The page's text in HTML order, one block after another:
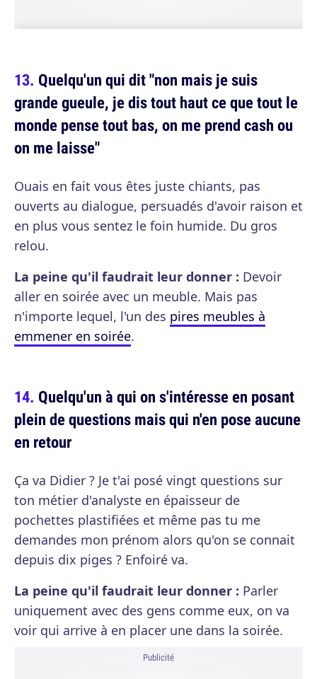
Quelqu'un qui dit "non mais je suis
grande gueule, je dis tout haut ce que tout le
monde pense tout bas, on me prend cash ou
on me laisse"
Ouais en fait vous êtes juste chiants, pas
ouverts au dialogue, persuadés d'avoir raison et
en plus vous sentez le foin humide. Du gros
relou.
La peine qu'il faudrait leur donner : Devoir
aller en soirée avec un meuble. Mais pas
n'importe lequel, l'un des pires meubles à
emmener en soirée.
Quelqu'un à qui on s'intéresse en posant
plein de questions mais qui n'en pose aucune
en retour
Ça va Didier ? Je t'ai posé vingt questions sur
ton métier d'analyste en épaisseur de
pochettes plastifiées et même pas tu me
demandes mon prénom alors qu'on se connait
depuis dix piges ? Enfoiré va.
La peine qu'il faudrait leur donner : Parler
uniquement avec des gens comme eux, on va
voir qui arrive à en placer une dans la soirée.
Publicité